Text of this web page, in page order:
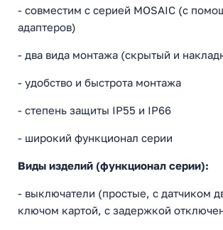
- совместим с серией MOSAIC (с
адаптеров)
- два вида монтажа (скрытый и
- удобство и быстрота монтажа
- степень защиты IP55 и IP66
- широкий функционал серии
Виды изделий (функционал серии):
- выключатели (простые, с датчиком
ключом картой, с задержкой